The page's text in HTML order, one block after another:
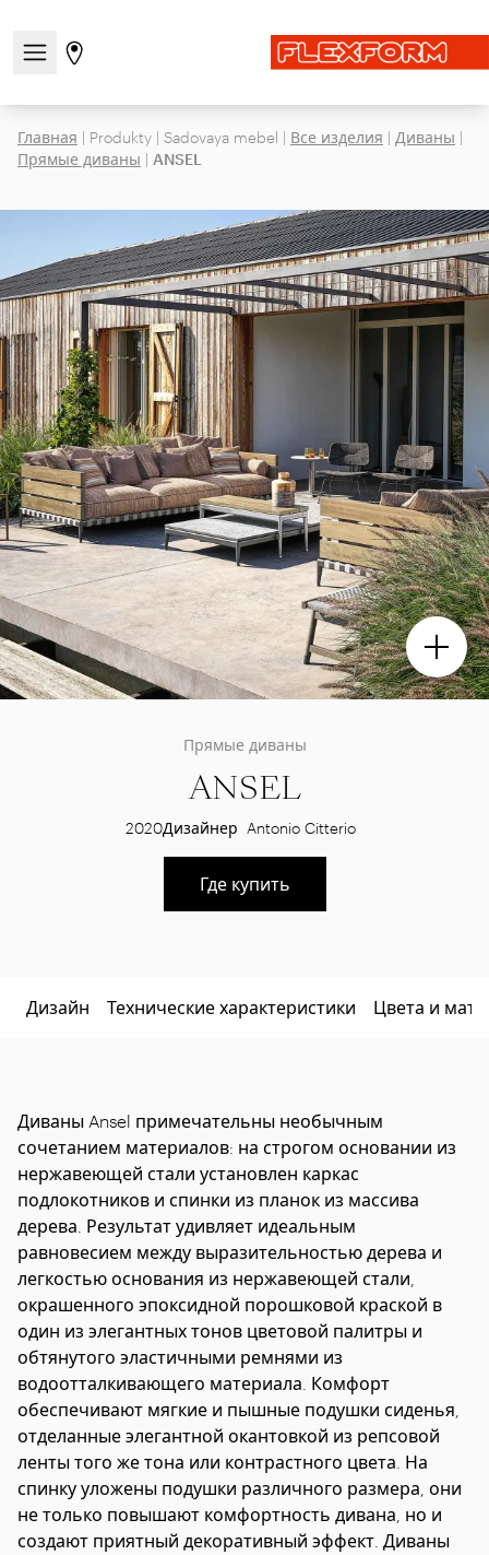
Открыть/закрыть меню навигации
Перейти на страницу магазинов
Главная | Produkty | Sadovaya mebel | Все изделия | Диваны |
Прямые диваны | ANSEL
Прямые диваны
ANSEL
2020Дизайнер Antonio Citterio
Где купить
Дизайн Технические характеристики Цвета и
Диваны Ansel примечательны необычным
сочетанием материалов: на строгом основании из
нержавеющей стали установлен каркас
подлокотников и спинки из планок из массива
дерева. Результат удивляет идеальным
равновесием между выразительностью дерева и
легкостью основания из нержавеющей стали,
окрашенного эпоксидной порошковой краской в
один из элегантных тонов цветовой палитры и
обтянутого эластичными ремнями из
водоотталкивающего материала. Комфорт
обеспечивают мягкие и пышные подушки сиденья,
отделанные элегантной окантовкой из репсовой
ленты того же тона или контрастного цвета. На
спинку уложены подушки различного размера, они
не только повышают комфортность дивана, но и
создают приятный декоративный эффект. Диваны